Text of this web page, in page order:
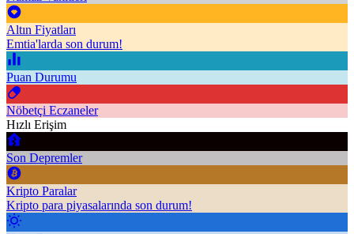
Altın Fiyatları
Emtia'larda son durum!
Puan Durumu
Nöbetçi Eczaneler
Hızlı Erişim
Son Depremler
Kripto Paralar
Kripto para piyasalarında son durum!